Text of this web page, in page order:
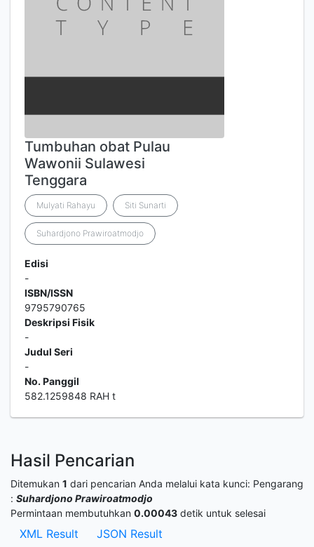
Tumbuhan obat Pulau
Wawonii Sulawesi
Tenggara
Mulyati Rahayu Siti Sunarti
Suhardjono Prawiroatmodjo
Edisi
-
ISBN/ISSN
9795790765
Deskripsi Fisik
-
Judul Seri
-
No. Panggil
582.1259848 RAH t
Hasil Pencarian
Ditemukan 1 dari pencarian Anda melalui kata kunci: Pengarang
: Suhardjono Prawiroatmodjo
Permintaan membutuhkan 0.00043 detik untuk selesai
XML Result JSON Result